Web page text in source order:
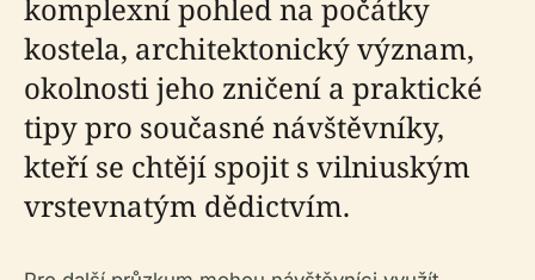
komplexní pohled na počátky
kostela, architektonický význam,
okolnosti jeho zničení a praktické
tipy pro současné návštěvníky,
kteří se chtějí spojit s vilniuským
vrstevnatým dědictvím.